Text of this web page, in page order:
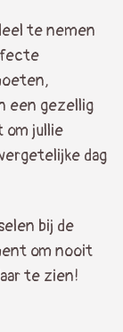
te nemen
een gezellig
om jullie
dag
bij de
om nooit
te zien!